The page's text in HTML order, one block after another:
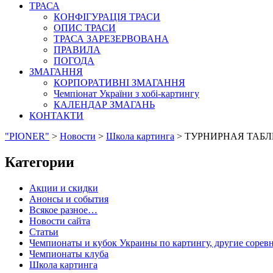
ТРАСА
КОНФІГУРАЦІЯ ТРАСИ
ОПИС ТРАСИ
ТРАСА ЗАРЕЗЕРВОВАНА
ПРАВИЛА
ПОГОДА
ЗМАГАННЯ
КОРПОРАТИВНІ ЗМАГАННЯ
Чемпіонат України з хобі-картингу
КАЛЕНДАР ЗМАГАНЬ
КОНТАКТИ
"PIONER" > Новости > Школа картинга > ТУРНИРНАЯ
Категории
Акции и скидки
Анонсы и события
Всякое разное…
Новости сайта
Статьи
Чемпионаты и кубок Украины по картингу, другие
Чемпионаты клуба
Школа картинга